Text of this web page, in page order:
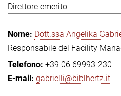
Direttore emerito
Dott.ssa Angelika
Responsabile del Facility
+39 06 69993-230
gabrielli@biblhertz.it